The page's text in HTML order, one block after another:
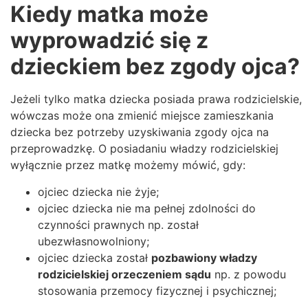
Kiedy matka może
wyprowadzić się z
dzieckiem bez zgody ojca?
Jeżeli tylko matka dziecka posiada prawa rodzicielskie,
wówczas może ona zmienić miejsce zamieszkania
dziecka bez potrzeby uzyskiwania zgody ojca na
przeprowadzkę. O posiadaniu władzy rodzicielskiej
wyłącznie przez matkę możemy mówić, gdy:
ojciec dziecka nie żyje;
ojciec dziecka nie ma pełnej zdolności do
czynności prawnych np. został
ubezwłasnowolniony;
ojciec dziecka został pozbawiony władzy
rodzicielskiej orzeczeniem sądu np. z powodu
stosowania przemocy fizycznej i psychicznej;